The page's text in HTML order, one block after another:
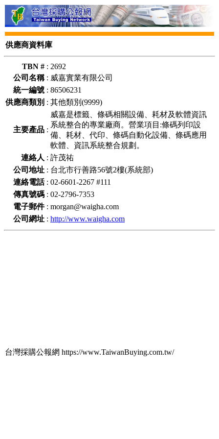
供應商資料庫
TBN # : 2692
公司名稱: 威嘉實業有限公司
統一編號 : 86506231
供應商類別 : 其他類別(9999)
主要產品 :
威嘉是標籤、條碼相關設備、耗材及軟體資訊
系統整合的專業廠商。營業項目:條碼列印設
備、耗材、代印、條碼自動化設備、條碼應用
軟體、資訊系統整合規劃。
連絡人 : 許茂祐
公司地址 : 台北市行善路56號2樓(系統部)
連絡電話: 02-6601-2267 #111
傳真號碼 : 02-2796-7353
電子郵件: morgan@waigha.com
公司網址 : http://www.waigha.com
台灣採購公報網 https://www.TaiwanBuying.com.tw/